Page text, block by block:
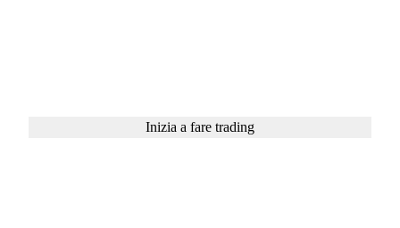
Inizia a fare trading